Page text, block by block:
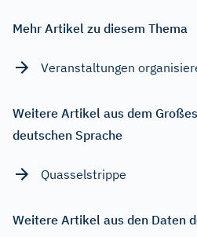
Mehr Artikel zu diesem Thema
Veranstaltungen
Weitere Artikel aus dem
deutschen Sprache
Quasselstrippe
Weitere Artikel aus den Daten